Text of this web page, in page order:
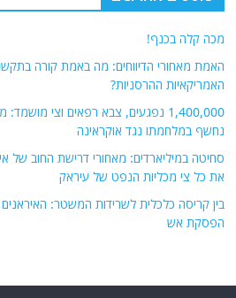
מכה קלה בכנף!
האמת מאחורי הדיווחים: מה באמת קורה
האמריקאיות ההרסניות?
1,400,000 נפגעים, צבא רפאים וצי
נחשף במלחמתו נגד אוקראינה
סחיטה במיליארדים: מאחורי דרישת החוב של
את כל צי מכליות הנפט של עיראק
בין קריסה כלכלית לשרידות המשטר:
הפסקת אש